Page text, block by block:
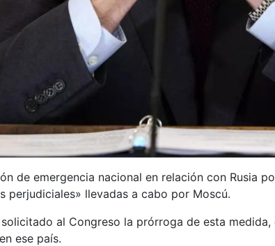
de emergencia nacional en relación con Rusia
perjudiciales» llevadas a cabo por Moscú.
al Congreso la prórroga de esta
ese país.